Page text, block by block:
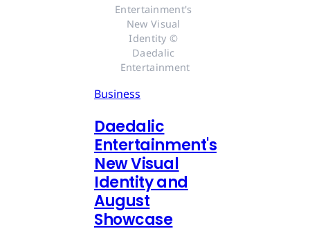
Entertainment's
New Visual
Identity ©
Daedalic
Entertainment
Business
Daedalic
Entertainment's
New Visual
Identity and
August
Showcase